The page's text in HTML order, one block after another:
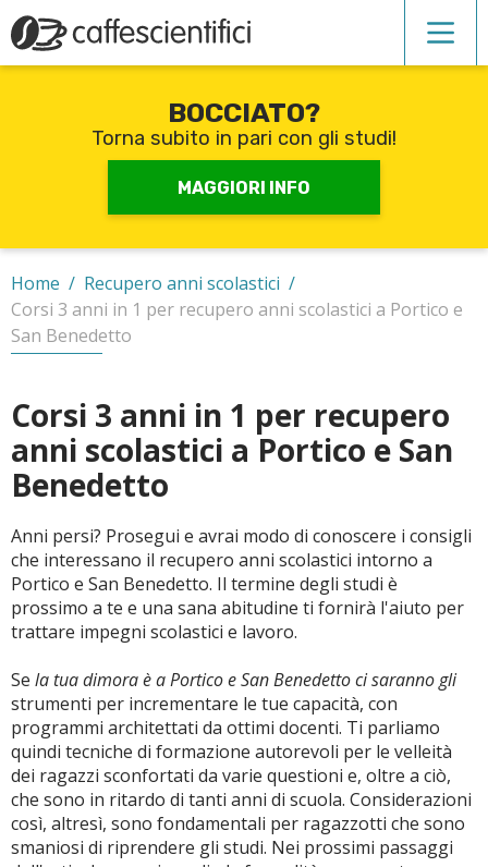
Recupero anni scolastici
Scuole private
Scuole serali
CERCA
BOCCIATO?
Torna subito in pari con gli studi!
MAGGIORI INFO
Home / Recupero anni scolastici /
Corsi 3 anni in 1 per recupero anni scolastici a Portico e
San Benedetto
Corsi 3 anni in 1 per recupero
anni scolastici a Portico e San
Benedetto
Anni persi? Prosegui e avrai modo di conoscere i consigli
che interessano il recupero anni scolastici intorno a
Portico e San Benedetto. Il termine degli studi è
prossimo a te e una sana abitudine ti fornirà l'aiuto per
trattare impegni scolastici e lavoro.
Se la tua dimora è a Portico e San Benedetto ci saranno gli
strumenti per incrementare le tue capacità, con
programmi architettati da ottimi docenti. Ti parliamo
quindi tecniche di formazione autorevoli per le velleità
dei ragazzi sconfortati da varie questioni e, oltre a ciò,
che sono in ritardo di tanti anni di scuola. Considerazioni
così, altresì, sono fondamentali per ragazzotti che sono
smaniosi di riprendere gli studi. Nei prossimi passaggi